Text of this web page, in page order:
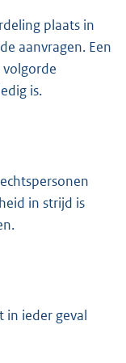
plaats in
aanvragen. Een
is.
in strijd is
in ieder geval